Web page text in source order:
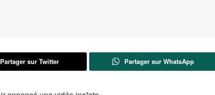
Partager sur Twitter Partager sur WhatsApp